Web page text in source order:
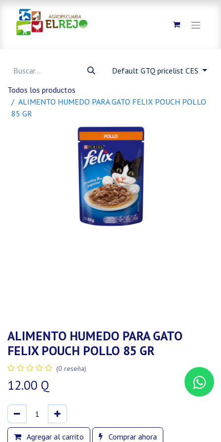
Default GTQ pricelist CES
Todos los productos
ALIMENTO HUMEDO PARA GATO FELIX POUCH POLLO
85 GR
ALIMENTO HUMEDO PARA GATO
FELIX POUCH POLLO 85 GR
(0 reseña)
12.00 Q
Agregar al carrito Comprar ahora